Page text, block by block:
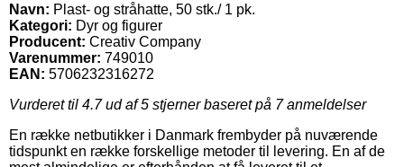
Navn: Plast- og stråhatte, 50 stk./ 1 pk.
Kategori: Dyr og figurer
Producent: Creativ Company
Varenummer: 749010
EAN: 5706232316272
Vurderet til 4.7ud af 5 stjerner baseret på 7anmeldelser
En række netbutikker i Danmark frembyder på nuværende
tidspunkt en række forskellige metoder til levering. En af de